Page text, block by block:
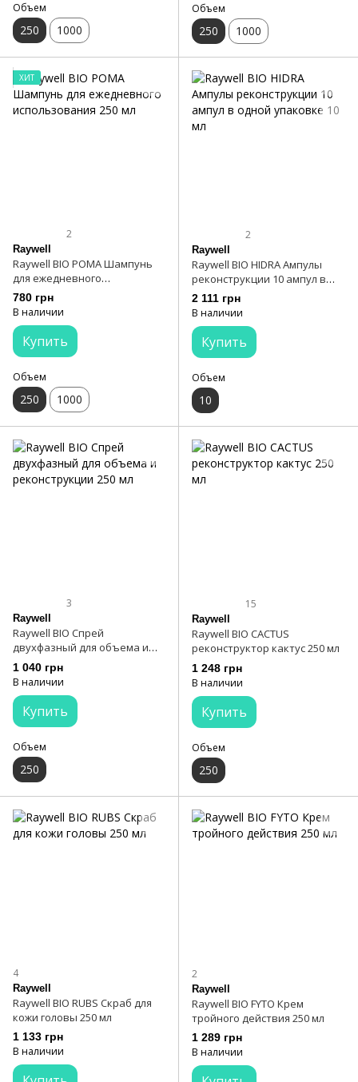
Объем
250 1000
Объем
250 1000
ХИТ
2
Raywell
Raywell BIO POMA Шампунь
для ежедневного
использования 250 мл
780 грн
В наличии
Купить
Объем
250 1000
2
Raywell
Raywell BIO HIDRA Ампулы
реконструкции 10 ампул в
одной упаковке 10 мл
2 111 грн
В наличии
Купить
Объем
10
3
Raywell
Raywell BIO Спрей
двухфазный для объема и
реконструкции 250 мл
1 040 грн
В наличии
Купить
Объем
250
15
Raywell
Raywell BIO CACTUS
реконструктор кактус 250 мл
1 248 грн
В наличии
Купить
Объем
250
4
Raywell
Raywell BIO RUBS Скраб для
кожи головы 250 мл
1 133 грн
В наличии
2
Raywell
Raywell BIO FYTO Крем
тройного действия 250 мл
1 289 грн
В наличии